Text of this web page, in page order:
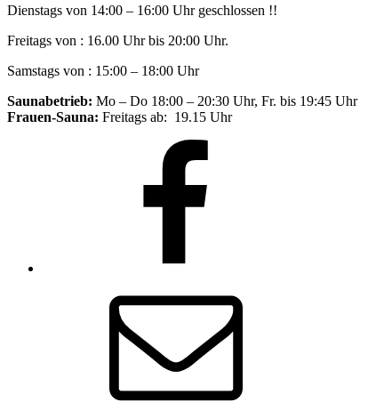
Dienstags von 14:00 – 16:00 Uhr geschlossen !!
Freitags von : 16.00 Uhr bis 20:00 Uhr.
Samstags von : 15:00 – 18:00 Uhr
Saunabetrieb: Mo – Do 18:00 – 20:30 Uhr, Fr. bis 19:45 Uhr
Frauen-Sauna: Freitags ab: 19.15 Uhr